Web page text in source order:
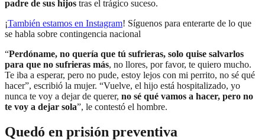
padre de sus hijos tras el trágico suceso.
¡También estamos en Instagram! Síguenos para enterarte de lo que
se habla sobre contingencia nacional
“Perdóname, no quería que tú sufrieras, solo quise salvarlos
para que no sufrieras más, no llores, por favor, te quiero mucho.
Te iba a esperar, pero no pude, estoy lejos con mi perrito, no sé qué
hacer”, escribió la mujer. “Vuelve, el hijo está hospitalizado, yo
nunca te voy a dejar de querer, no sé qué vamos a hacer, pero no
te voy a dejar sola”, le contestó el hombre.
Quedó en prisión preventiva